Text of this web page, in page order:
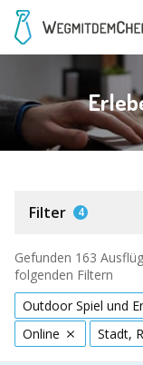
Filter 4
Gefunden 163
folgenden Filtern
Outdoor Spiel und
Online
Stadt,